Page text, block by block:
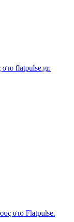
στο flatpulse.gr.
στο Flatpulse.